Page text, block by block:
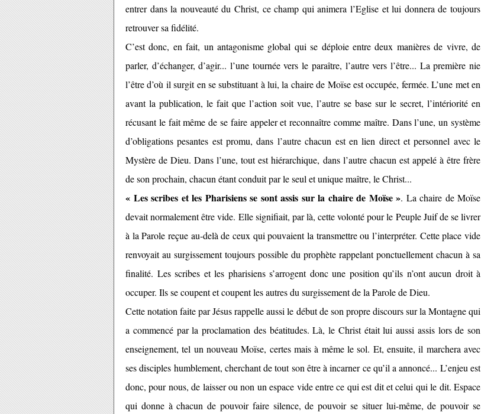
entrer dans la nouveauté du Christ, ce champ qui animera l’Eglise et lui donnera de toujours
retrouver sa fidélité.
C’est donc, en fait, un antagonisme global qui se déploie entre deux manières de vivre, de
parler, d’échanger, d’agir... l’une tournée vers le paraître, l’autre vers l’être... La première nie
l’être d’où il surgit en se substituant à lui, la chaire de Moïse est occupée, fermée. L’une met en
avant la publication, le fait que l’action soit vue, l’autre se base sur le secret, l’intériorité en
récusant le fait même de se faire appeler et reconnaître comme maître. Dans l’une, un système
d’obligations pesantes est promu, dans l’autre chacun est en lien direct et personnel avec le
Mystère de Dieu. Dans l’une, tout est hiérarchique, dans l’autre chacun est appelé à être frère
de son prochain, chacun étant conduit par le seul et unique maître, le Christ...
« Les scribes et les Pharisiens se sont assis sur la chaire de Moïse ». La chaire de Moïse
devait normalement être vide. Elle signifiait, par là, cette volonté pour le Peuple Juif de se livrer
à la Parole reçue au-delà de ceux qui pouvaient la transmettre ou l’interpréter. Cette place vide
renvoyait au surgissement toujours possible du prophète rappelant ponctuellement chacun à sa
finalité. Les scribes et les pharisiens s’arrogent donc une position qu’ils n’ont aucun droit à
occuper. Ils se coupent et coupent les autres du surgissement de la Parole de Dieu.
Cette notation faite par Jésus rappelle aussi le début de son propre discours sur la Montagne qui
a commencé par la proclamation des béatitudes. Là, le Christ était lui aussi assis lors de son
enseignement, tel un nouveau Moïse, certes mais à même le sol. Et, ensuite, il marchera avec
ses disciples humblement, cherchant de tout son être à incarner ce qu’il a annoncé... L’enjeu est
donc, pour nous, de laisser ou non un espace vide entre ce qui est dit et celui qui le dit. Espace
qui donne à chacun de pouvoir faire silence, de pouvoir se situer lui-même, de pouvoir se